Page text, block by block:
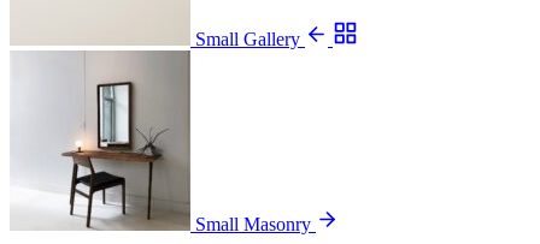
Small Gallery
Small Masonry